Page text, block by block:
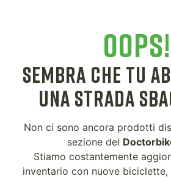
OOPS!
SEMBRA CHE TU
UNA STRADA
Non ci sono ancora prodotti
sezione del
Stiamo costantemente
inventario con nuove